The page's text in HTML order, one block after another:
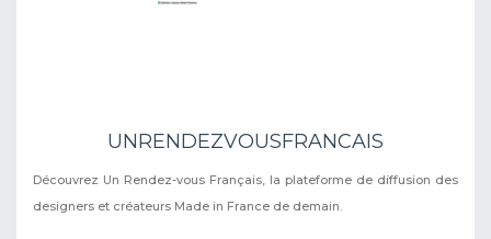
UNRENDEZVOUSFRANCAIS
Découvrez Un Rendez-vous Français, la plateforme de diffusion des
designers et créateurs Made in France de demain.